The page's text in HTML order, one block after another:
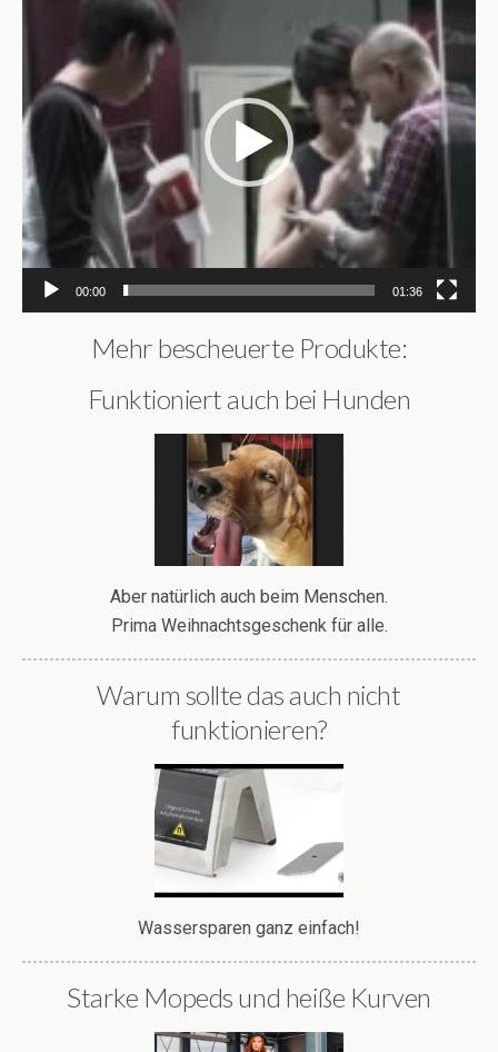
00:00 01:36
Mehr bescheuerte Produkte: